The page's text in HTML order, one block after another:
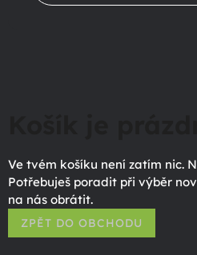
Ve tvém košíku není zatím nic.
Potřebuješ poradit při výběr
na nás obrátit.
ZPĚT DO OBCHODU